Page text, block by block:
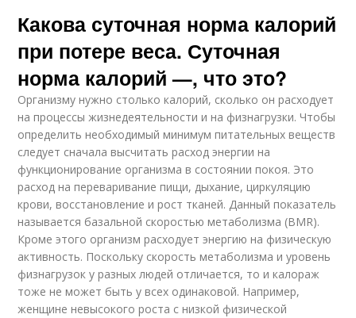
Какова суточная норма калорий
при потере веса. Суточная
норма калорий —, что это?
Организму нужно столько калорий, сколько он расходует
на процессы жизнедеятельности и на физнагрузки. Чтобы
определить необходимый минимум питательных веществ
следует сначала высчитать расход энергии на
функционирование организма в состоянии покоя. Это
расход на переваривание пищи, дыхание, циркуляцию
крови, восстановление и рост тканей. Данный показатель
называется базальной скоростью метаболизма (BMR).
Кроме этого организм расходует энергию на физическую
активность. Поскольку скорость метаболизма и уровень
физнагрузок у разных людей отличается, то и калораж
тоже не может быть у всех одинаковой. Например,
женщине невысокого роста с низкой физической